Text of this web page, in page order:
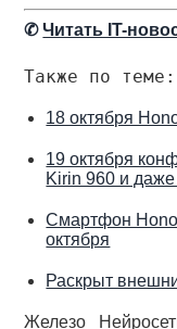
✆Читать IT-
Также по теме:
18 октября
19 октября
Kirin 960 и
Смартфон
октября
Раскрыт
Железо